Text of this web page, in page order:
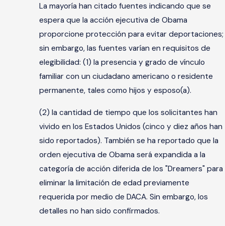
La mayoría han citado fuentes indicando que se
espera que la acción ejecutiva de Obama
proporcione protección para evitar deportaciones;
sin embargo, las fuentes varían en requisitos de
elegibilidad: (1) la presencia y grado de vínculo
familiar con un ciudadano americano o residente
permanente, tales como hijos y esposo(a).
(2) la cantidad de tiempo que los solicitantes han
vivido en los Estados Unidos (cinco y diez años han
sido reportados). También se ha reportado que la
orden ejecutiva de Obama será expandida a la
categoría de acción diferida de los "Dreamers" para
eliminar la limitación de edad previamente
requerida por medio de DACA. Sin embargo, los
detalles no han sido confirmados.